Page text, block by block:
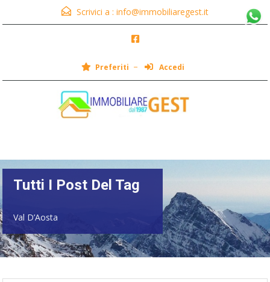
Scrivici a : info@immobiliaregest.it
Preferiti Accedi
Tutti I Post Del Tag
Val D’Aosta